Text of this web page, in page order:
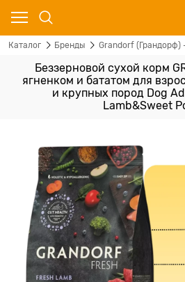
Каталог Бренды Grandorf (Грандорф)
Беззерновой сухой корм
ягненком и бататом для
и крупных пород Dog
Lamb&Sweet